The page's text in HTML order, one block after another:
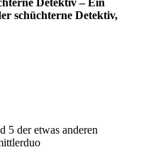
Detektiv – Ein
schüchterne Detektiv,
5 der etwas anderen